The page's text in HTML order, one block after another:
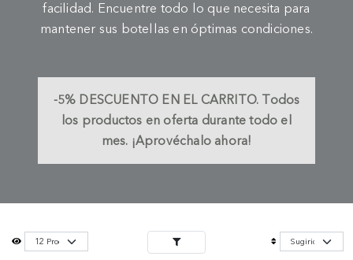
facilidad. Encuentre todo lo que necesita para
mantener sus botellas en óptimas condiciones.
-5% DESCUENTO EN EL CARRITO. Todos
los productos en oferta durante todo el
mes. ¡Aprovéchalo ahora!